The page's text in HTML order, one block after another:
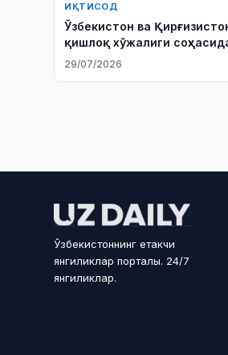
ИҚТИСОД
Ўзбекистон ва
қишлоқ хўжалиги
ҳамкорликни
29/07/2026
Ўзбекистоннинг етакчи
янгиликлар порталы. 24/7
янгиликлар.